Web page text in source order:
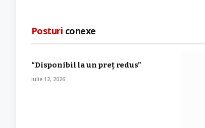
Posturi conexe
“Disponibil la un preț redus”
iulie 12, 2026